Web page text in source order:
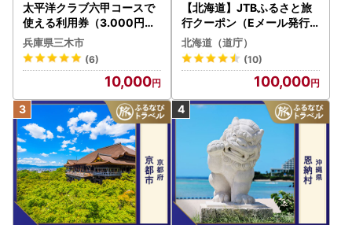
太平洋クラブ六甲コースで
使える利用券（3.000円分
）
兵庫県三木市
(6)
10,000
【北海道】JTBふるさと旅
行クーポン（Eメール発行
）30,000円分 旅行 トラベ
ル 宿泊 人気 おすすめ JTB
W030T
北海道（道庁）
(10)
100,000